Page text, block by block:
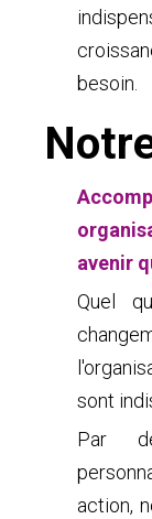
besoin.
avenir
Quel
sont
Par
action,